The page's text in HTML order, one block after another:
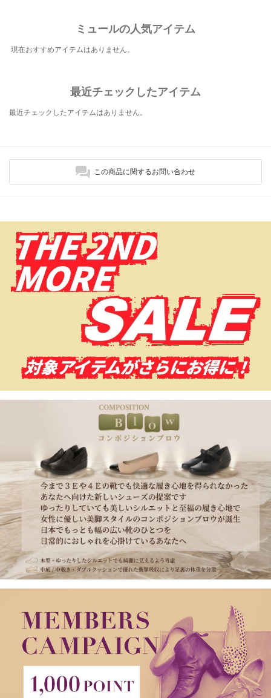
ミュールの人気アイテム
現在おすすめアイテムはありません。
最近チェックしたアイテム
最近チェックしたアイテムはありません。
この商品に関するお問い合わせ